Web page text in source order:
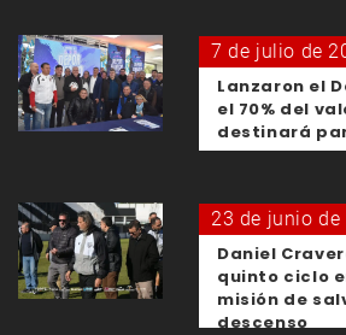
7 de julio de
Lanzaron el
el 70% del
destinará
23 de junio de
Daniel
quinto ciclo
misión de
descenso